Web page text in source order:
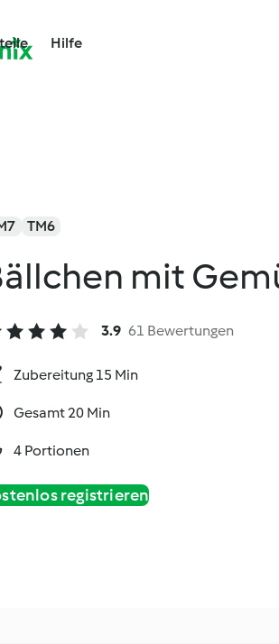
Hilfe
TM6
mit
3.9 61 Bewertungen
Zubereitung 15 Min
Gesamt 20 Min
4 Portionen
registrieren